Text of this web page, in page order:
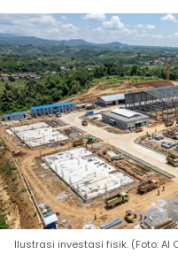
Ilustrasi investasi fisik. (Foto: AI